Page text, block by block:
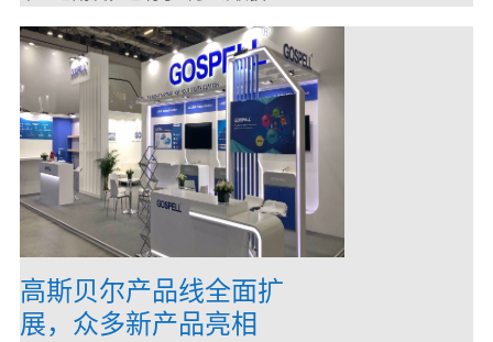
高斯贝尔产品线全面扩
展，众多新产品亮相